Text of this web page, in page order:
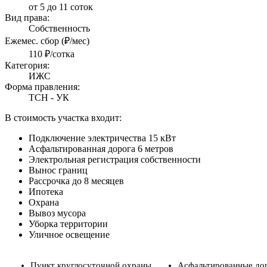
от 5 до 11 соток
Вид права:
Собственность
Ежемес. сбор (₽/мес)
110 ₽/сотка
Категория:
ИЖС
Форма правления:
ТСН - УК
В стоимость участка входит:
Подключение электричества 15 кВт
Асфальтированная дорога 6 метров
Электрольная регистрация собственности
Вынос границ
Рассрочка до 8 месяцев
Ипотека
Охрана
Вывоз мусора
Уборка территории
Уличное освещение